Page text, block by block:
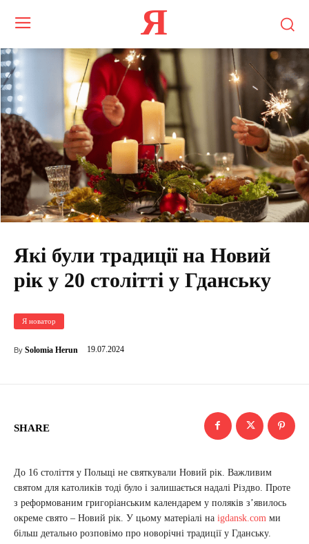
Я
Які були традиції на Новий
рік у 20 столітті у Гданську
Я новатор
By Solomia Herun 19.07.2024
SHARE
До 16 століття у Польщі не святкували Новий рік. Важливим
святом для католиків тоді було і залишається надалі Різдво. Проте
з реформованим григоріанським календарем у поляків з’явилось
окреме свято – Новий рік. У цьому матеріалі на igdansk.com ми
більш детально розповімо про новорічні традиції у Гданську.